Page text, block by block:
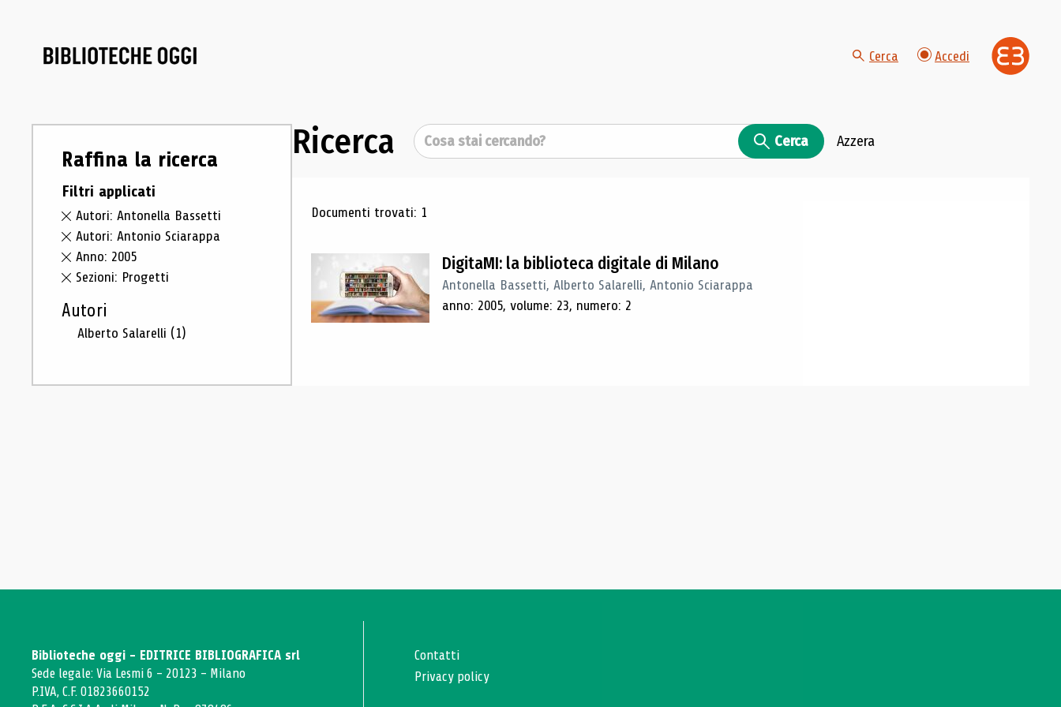
Cerca Accedi
Raffina la ricerca
Filtri applicati
Autori: Antonella Bassetti
Autori: Antonio Sciarappa
Anno: 2005
Sezioni: Progetti
Autori
Alberto Salarelli (1)
Ricerca Cerca Cerca Azzera
Risultati di ricerca
Documenti trovati: 1
DigitaMI: la biblioteca digitale di Milano
Antonella Bassetti, Alberto Salarelli, Antonio Sciarappa
anno: 2005, volume: 23, numero: 2
Biblioteche oggi - EDITRICE BIBLIOGRAFICA srl
Sede legale: Via Lesmi 6 - 20123 - Milano
P.IVA, C.F. 01823660152
Contatti
Privacy policy